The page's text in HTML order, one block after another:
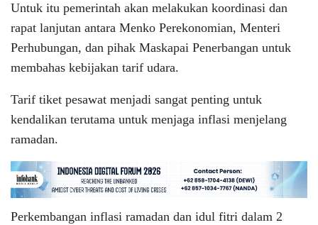
Untuk itu pemerintah akan melakukan koordinasi dan
rapat lanjutan antara Menko Perekonomian, Menteri
Perhubungan, dan pihak Maskapai Penerbangan untuk
membahas kebijakan tarif udara.
Tarif tiket pesawat menjadi sangat penting untuk
kendalikan terutama untuk menjaga inflasi menjelang
ramadan.
Perkembangan inflasi ramadan dan idul fitri dalam 2